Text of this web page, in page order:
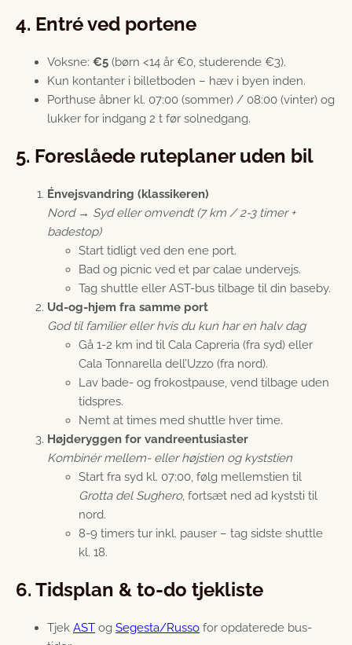
4. Entré ved portene
Voksne: €5 (børn <14 år €0, studerende €3).
Kun kontanter i billetboden – hæv i byen inden.
Porthuse åbner kl. 07:00 (sommer) / 08:00 (vinter) og
lukker for indgang 2 t før solnedgang.
5. Foreslåede ruteplaner uden bil
Énvejsvandring (klassikeren)
Nord → Syd eller omvendt (7 km / 2-3 timer +
badestop)
Start tidligt ved den ene port.
Bad og picnic ved et par calae undervejs.
Tag shuttle eller AST-bus tilbage til din baseby.
Ud-og-hjem fra samme port
God til familier eller hvis du kun har en halv dag
Gå 1-2 km ind til Cala Capreria (fra syd) eller
Cala Tonnarella dell’Uzzo (fra nord).
Lav bade- og frokostpause, vend tilbage uden
tidspres.
Nemt at times med shuttle hver time.
Højderyggen for vandreentusiaster
Kombinér mellem- eller højstien og kyststien
Start fra syd kl. 07:00, følg mellemstien til
Grotta del Sughero, fortsæt ned ad kyststi til
nord.
8-9 timers tur inkl. pauser – tag sidste shuttle
kl. 18.
6. Tidsplan & to-do tjekliste
Tjek AST og Segesta/Russo for opdaterede bus-